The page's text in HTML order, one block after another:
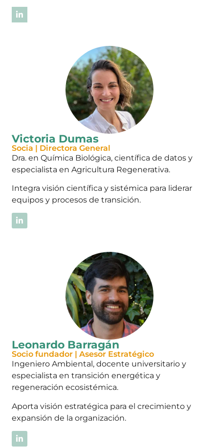
Victoria Dumas
Socia | Directora General
Dra. en Química Biológica, científica de datos y
especialista en Agricultura Regenerativa.
Integra visión científica y sistémica para liderar
equipos y procesos de transición.
Leonardo Barragán
Socio fundador | Asesor Estratégico
Ingeniero Ambiental, docente universitario y
especialista en transición energética y
regeneración ecosistémica.
Aporta visión estratégica para el crecimiento y
expansión de la organización.